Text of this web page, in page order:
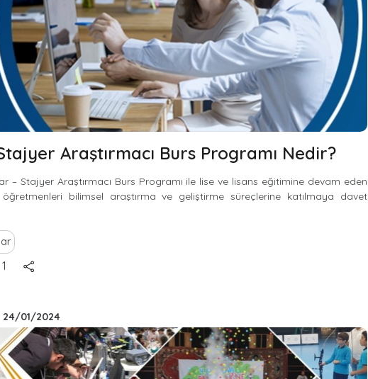
Araştırmacı Burs Programı Nedir?
– Stajyer Araştırmacı Burs Programı ile lise ve lisans eğitimine devam eden
bilimsel araştırma ve geliştirme süreçlerine katılmaya davet
1
24/01/2024